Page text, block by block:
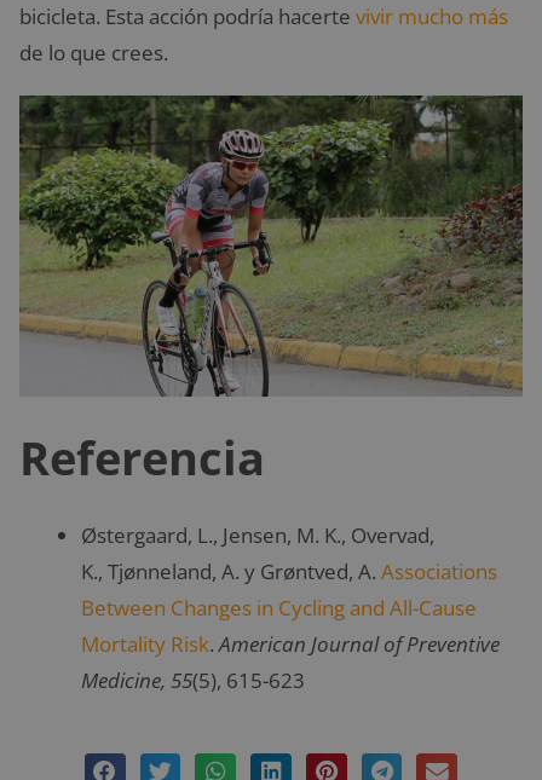
bicicleta. Esta acción podría hacerte vivir mucho más
de lo que crees.
Referencia
Østergaard, L., Jensen, M. K., Overvad,
K., Tjønneland, A. y Grøntved, A. Associations
Between Changes in Cycling and All-Cause
Mortality Risk. American Journal of Preventive
Medicine, 55(5), 615-623